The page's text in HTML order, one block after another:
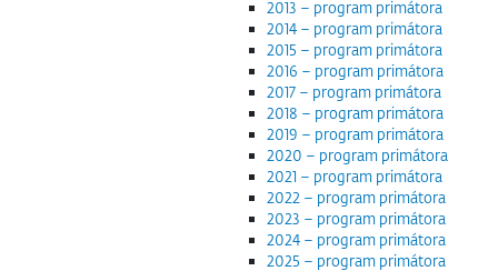
2013 – program primátora
2014 – program primátora
2015 – program primátora
2016 – program primátora
2017 – program primátora
2018 – program primátora
2019 – program primátora
2020 – program primátora
2021 – program primátora
2022 – program primátora
2023 – program primátora
2024 – program primátora
2025 – program primátora